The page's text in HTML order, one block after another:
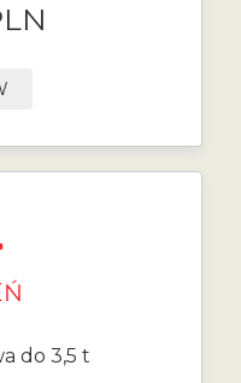
do 3,5 t